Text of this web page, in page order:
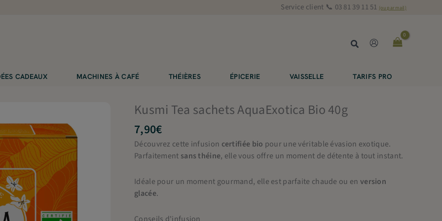
Service client 📞 03 81 39 11 51 (ou par mail)
Rechercher
CADEAUX MACHINES À CAFÉ THÉIÈRES ÉPICERIE VAISSELLE TARIFS PRO
Kusmi Tea sachets AquaExotica Bio 40g
7,90€
Découvrez cette infusion certifiée bio pour une véritable évasion exotique.
Parfaitement sans théine, elle vous offre un moment de détente à tout instant.
Idéale pour un moment gourmand, elle est parfaite chaude ou en version
glacée.